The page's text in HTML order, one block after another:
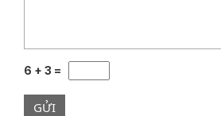
6 + 3 =
GỬI